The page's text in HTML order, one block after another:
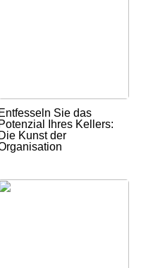
Entfesseln Sie das
Potenzial Ihres Kellers:
Die Kunst der